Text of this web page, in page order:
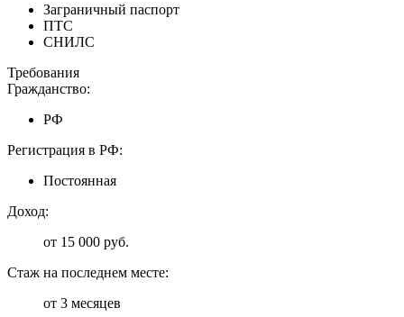
Заграничный паспорт
ПТС
СНИЛС
Требования
Гражданство:
РФ
Регистрация в РФ:
Постоянная
Доход:
от 15 000 руб.
Стаж на последнем месте:
от 3 месяцев